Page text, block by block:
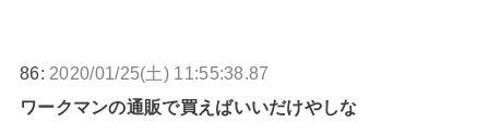
86: 2020/01/25(土) 11:55:38.87
ワークマンの通販で買えばいいだけやしな